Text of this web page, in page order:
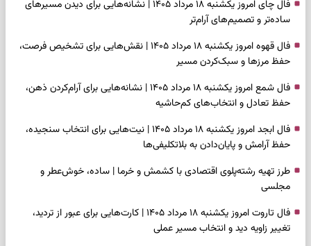
فال چای امروز یکشنبه ۱۸ مرداد ۱۴۰۵ | نشانه‌هایی برای دیدن مسیرهای
ساده‌تر و تصمیم‌های آرام‌تر
فال قهوه امروز یکشنبه ۱۸ مرداد ۱۴۰۵ | نقش‌هایی برای تشخیص فرصت،
حفظ مرزها و سبک‌کردن مسیر
فال شمع امروز یکشنبه ۱۸ مرداد ۱۴۰۵ | نشانه‌هایی برای آرام‌کردن ذهن،
حفظ تعادل و انتخاب‌های کم‌حاشیه
فال ابجد امروز یکشنبه ۱۸ مرداد ۱۴۰۵ | نیت‌هایی برای انتخاب سنجیده،
حفظ آرامش و پایان‌دادن به بلاتکلیفی‌ها
طرز تهیه رشته‌پلوی اقتصادی با کشمش و خرما | ساده، خوش‌عطر و
مجلسی
فال تاروت امروز یکشنبه ۱۸ مرداد ۱۴۰۵ | کارت‌هایی برای عبور از تردید،
تغییر زاویه دید و انتخاب مسیر عملی